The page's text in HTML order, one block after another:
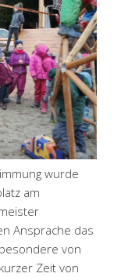
wurde
am
Ansprache das
von
Zeit von